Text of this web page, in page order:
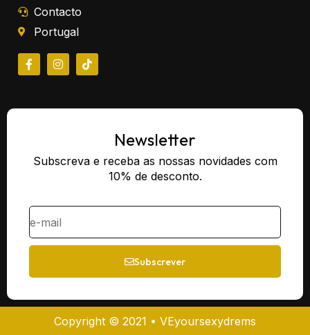
Contacto
Portugal
Newsletter
Subscreva e receba as nossas novidades com
10% de desconto.
Subscrever
Copyright © 2021 • VEyoursexydrems